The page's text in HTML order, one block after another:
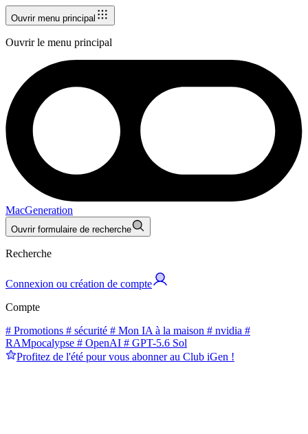
Ouvrir menu principal
Ouvrir le menu principal
MacGeneration
Ouvrir formulaire de recherche
Recherche
Connexion ou création de compte
Compte
# Promotions # sécurité # Mon IA à la maison # nvidia #
RAMpocalypse # OpenAI # GPT-5.6 Sol
Profitez de l'été pour vous abonner au Club iGen !